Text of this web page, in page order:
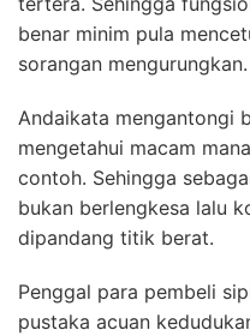
benar minim pula
sorangan mengurungkan.
Andaikata mengantongi
mengetahui macam
contoh. Sehingga
bukan berlengkesa lalu
dipandang titik berat.
Penggal para pembeli
pustaka acuan